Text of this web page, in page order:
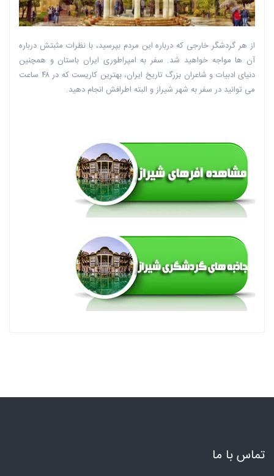
از هر گردشگر خارجی که درباره این مردم بپرسید، با نظرات مثبتش درباره
آن ها مواجه خواهید شد. سفر به امپراطوری ایران باستان و همچنین
دنیای ادبیات و شاعران بزرگ تاریخ ایران، بهترین کاریست که در ۴۸ ساعت
می توانید در سفر به شهر شیراز و البته اطرافش انجام دهید.
تماس با ما